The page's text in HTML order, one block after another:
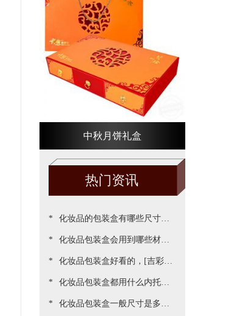
中秋月饼礼盒
热门资讯
* 化妆品的包装盒有哪些尺寸，
包装尺寸需要怎么设定呢[吉彩
四方]
* 化妆品包装盒会用到哪些材
质？[吉彩四方]为您一一罗列
出来
* 化妆品包装盒好看的，[吉彩四
方]为客户做出各种好看包装案
例
* 化妆品包装盒都用什么内托，
[吉彩四方]常见的有三种材质
* 化妆品包装盒一般尺寸是多